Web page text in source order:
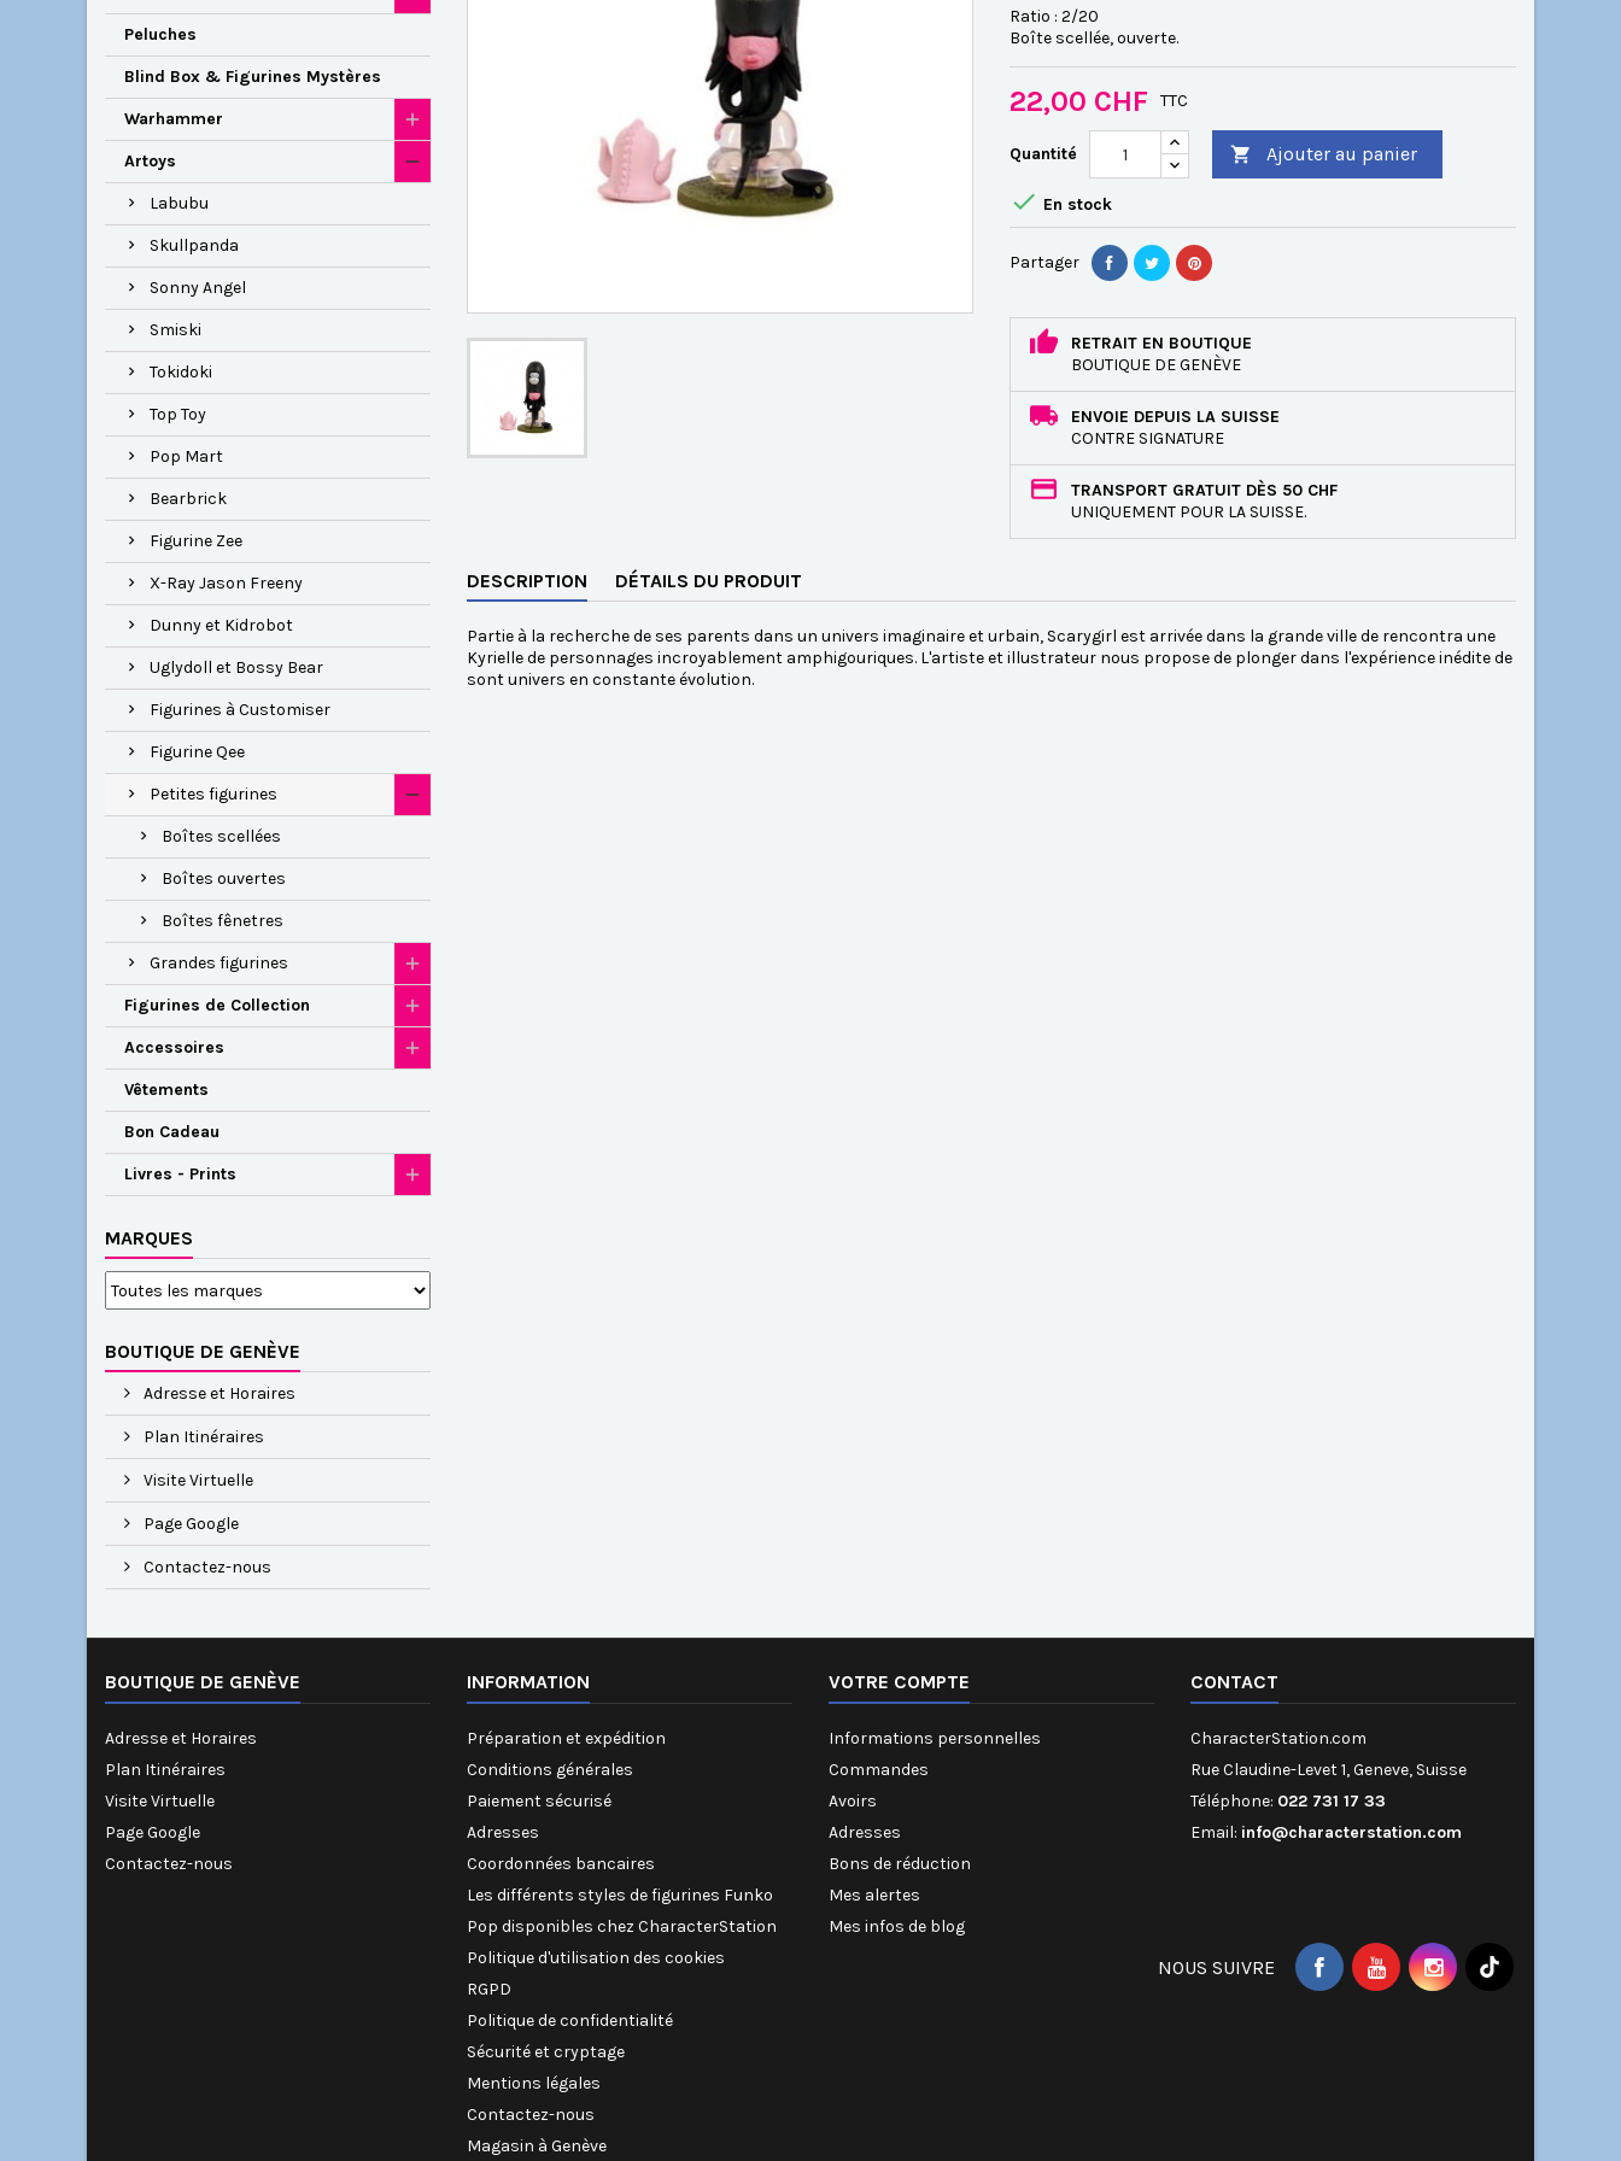
Peluches
Blind Box & Figurines Mystères
Warhammer
Artoys
Labubu
Skullpanda
Sonny Angel
Smiski
Tokidoki
Top Toy
Pop Mart
Bearbrick
Figurine Zee
X-Ray Jason Freeny
Dunny et Kidrobot
Uglydoll et Bossy Bear
Figurines à Customiser
Figurine Qee
Petites figurines
Boîtes scellées
Boîtes ouvertes
Boîtes fênetres
Grandes figurines
Figurines de Collection
Accessoires
Vêtements
Bon Cadeau
Livres - Prints
MARQUES
BOUTIQUE DE GENÈVE
Adresse et Horaires
Plan Itinéraires
Visite Virtuelle
Page Google
Contactez-nous
Ratio : 2/20
Boîte scellée, ouverte.
22,00 CHF TTC
Quantité  Ajouter au panier
 En stock
Partager
RETRAIT EN BOUTIQUE
BOUTIQUE DE GENÈVE
ENVOIE DEPUIS LA SUISSE
CONTRE SIGNATURE
TRANSPORT GRATUIT DÈS 50 CHF
UNIQUEMENT POUR LA SUISSE.
DESCRIPTION DÉTAILS DU PRODUIT
Partie à la recherche de ses parents dans un univers imaginaire et urbain, Scarygirl est arrivée dans la grande ville de rencontra une
Kyrielle de personnages incroyablement amphigouriques. L'artiste et illustrateur nous propose de plonger dans l'expérience inédite de
sont univers en constante évolution.
BOUTIQUE DE GENÈVE
Adresse et Horaires
Plan Itinéraires
Visite Virtuelle
Page Google
Contactez-nous
INFORMATION
Préparation et expédition
Conditions générales
Paiement sécurisé
Adresses
Coordonnées bancaires
Les différents styles de figurines Funko
Pop disponibles chez CharacterStation
Politique d'utilisation des cookies
RGPD
Politique de confidentialité
Sécurité et cryptage
Mentions légales
Contactez-nous
Magasin à Genève
VOTRE COMPTE
Informations personnelles
Commandes
Avoirs
Adresses
Bons de réduction
Mes alertes
Mes infos de blog
CONTACT
CharacterStation.com
Rue Claudine-Levet 1, Geneve, Suisse
Téléphone: 022 731 17 33
Email: info@characterstation.com
NOUS SUIVRE